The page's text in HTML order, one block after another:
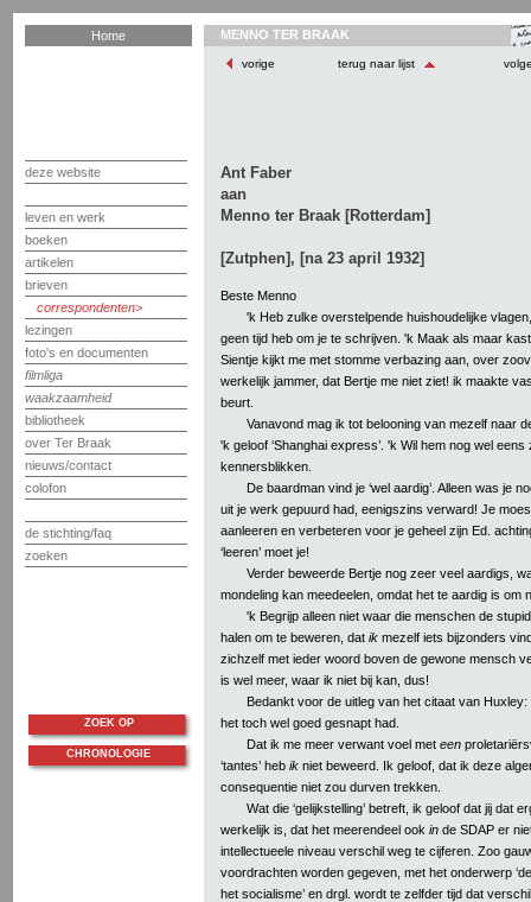
Home
deze website
leven en werk
boeken
artikelen
brieven
correspondenten
lezingen
foto's en documenten
filmliga
waakzaamheid
bibliotheek
over Ter Braak
nieuws/contact
colofon
de stichting/faq
zoeken
MENNO TER BRAAK
vorige terug naar lijst
Ant Faber
aan
Menno ter Braak [Rotterdam]
[Zutphen], [na 23 april 1932]
Beste Menno
'k Heb zulke overstelpende huishoudelijke
geen tijd heb om je te schrijven. 'k Maak als maar
Sientje kijkt me met stomme verbazing aan, over
werkelijk jammer, dat Bertje me niet ziet! ik maakte
beurt.
Vanavond mag ik tot belooning van mezelf naar
'k geloof ‘Shanghai express’. 'k Wil hem nog wel eens
kennersblikken.
De baardman vind je ‘wel aardig’. Alleen was je
uit je werk gepuurd had, eenigszins verward! Je
aanleeren en verbeteren voor je geheel zijn Ed.
‘leeren’ moet je!
Verder beweerde Bertje nog zeer veel aardigs,
mondeling kan meedeelen, omdat het te aardig is om
'k Begrijp alleen niet waar die menschen de
halen om te beweren, dat ik mezelf iets bijzonders
zichzelf met ieder woord boven de gewone mensch
is wel meer, waar ik niet bij kan, dus!
Bedankt voor de uitleg van het citaat van Huxley:
het toch wel goed gesnapt had.
Dat ik me meer verwant voel met een
‘tantes’ heb ik niet beweerd. Ik geloof, dat ik deze
consequentie niet zou durven trekken.
Wat die ‘gelijkstelling’ betreft, ik geloof dat jij dat
werkelijk is, dat het meerendeel ook in de SDAP er
intellectueele niveau verschil weg te cijferen. Zoo
voordrachten worden gegeven, met het onderwerp
het socialisme’ en drgl. wordt te zelfder tijd dat
ZOEK OP
CHRONOLOGIE